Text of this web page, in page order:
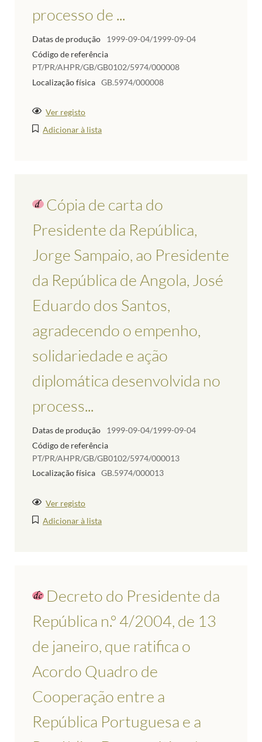
processo de ...
Datas de produção
1999-09-04/1999-09-04
Código de referência
PT/PR/AHPR/GB/GB0102/5974/000008
Localização física GB.5974/000008
Ver registo
Adicionar à lista
Cópia de carta do
Presidente da República,
Jorge Sampaio, ao Presidente
da República de Angola, José
Eduardo dos Santos,
agradecendo o empenho,
solidariedade e ação
diplomática desenvolvida no
process...
Datas de produção
1999-09-04/1999-09-04
Código de referência
PT/PR/AHPR/GB/GB0102/5974/000013
Localização física GB.5974/000013
Ver registo
Adicionar à lista
Decreto do Presidente da
República n.º 4/2004, de 13
de janeiro, que ratifica o
Acordo Quadro de
Cooperação entre a
República Portuguesa e a